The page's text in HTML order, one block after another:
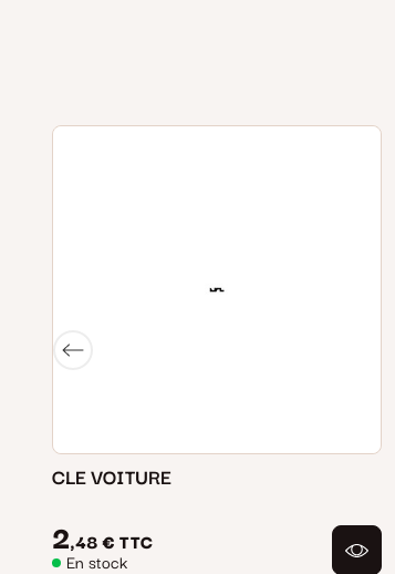
CLE VOITURE
2,48 € TTC
En stock